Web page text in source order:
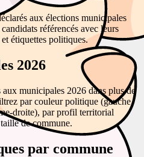
aux élections municipales
référencés avec leurs
étiquettes politiques.
2026
municipales 2026 dans plus de
par couleur politique (gauche,
droite), par profil territorial
de commune.
par commune